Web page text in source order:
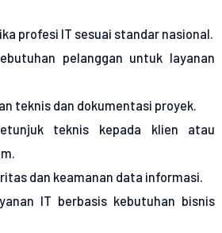
profesi IT sesuai standar nasional.
pelanggan untuk layanan
teknis dan dokumentasi proyek.
teknis kepada klien atau
dan keamanan data informasi.
IT berbasis kebutuhan bisnis